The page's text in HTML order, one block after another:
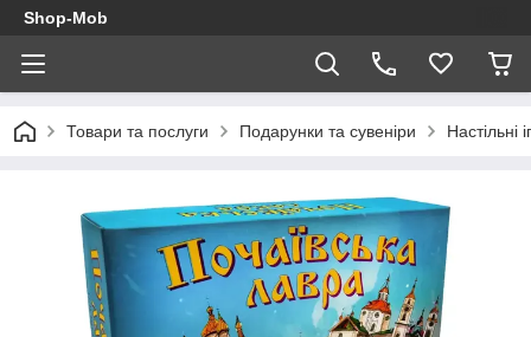
Shop-Mob
Товари та послуги Подарунки та сувеніри Настільні